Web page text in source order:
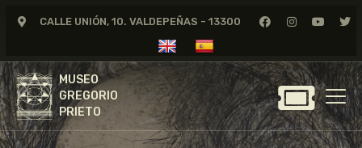
CALLE UNIÓN, 10. VALDEPEÑAS - 13300
MUSEO
GREGORIO
PRIETO
MUSEO
GREGORIO
PRIETO
GREGORIO PRIETO